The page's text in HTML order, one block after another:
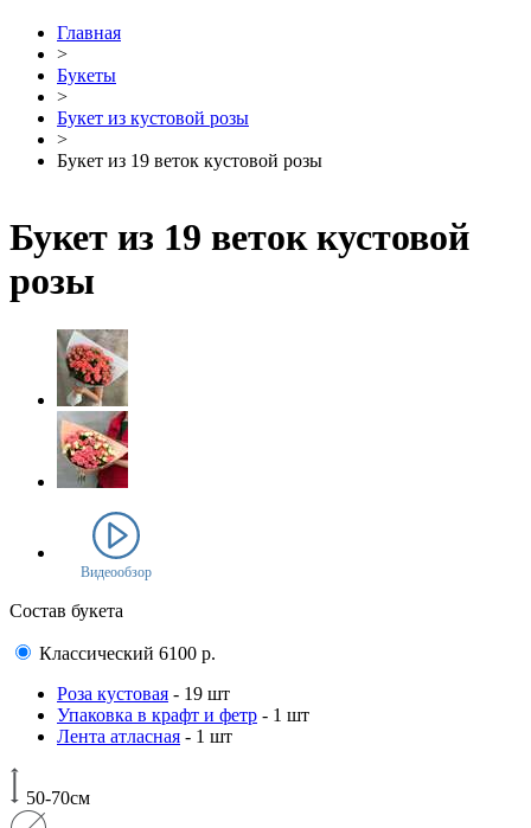
Главная
>
Букеты
>
Букет из кустовой розы
>
Букет из 19 веток кустовой розы
Букет из 19 веток кустовой
розы
Видеообзор
Состав букета
Классический 6100 р.
Роза кустовая - 19 шт
Упаковка в крафт и фетр - 1 шт
Лента атласная - 1 шт
50-70см